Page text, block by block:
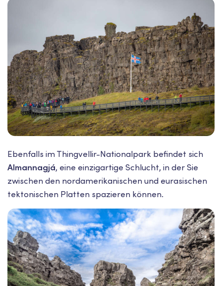
Ebenfalls im Thingvellir-Nationalpark befindet sich
Almannagjá, eine einzigartige Schlucht, in der Sie
zwischen den nordamerikanischen und eurasischen
tektonischen Platten spazieren können.